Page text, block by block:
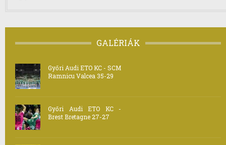
GALÉRIÁK
Győri Audi ETO KC - SCM
Ramnicu Valcea 35-29
Győri Audi ETO KC -
Brest Bretagne 27-27